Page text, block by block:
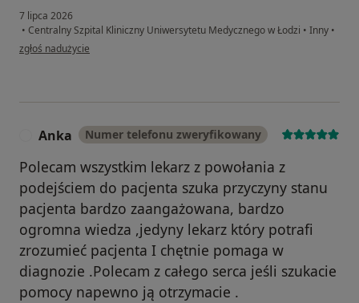
7 lipca 2026
• Centralny Szpital Kliniczny Uniwersytetu Medycznego w Łodzi • Inny •
w opinii użytkownika Justyna
zgłoś nadużycie
Anka Numer telefonu zweryfikowany
Polecam wszystkim lekarz z powołania z
podejściem do pacjenta szuka przyczyny stanu
pacjenta bardzo zaangażowana, bardzo
ogromna wiedza ,jedyny lekarz który potrafi
zrozumieć pacjenta I chętnie pomaga w
diagnozie .Polecam z całego serca jeśli szukacie
pomocy napewno ją otrzymacie .